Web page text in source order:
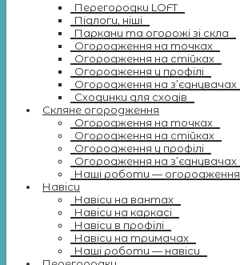
Перегородки LOFT
Підлоги, ніші
Паркани та огорожі зі скла
Огородження на точках
Огородження на стійках
Огородження у профілі
Огородження на з’єднувачах
Сходинки для сходів
Скляне огородження
Огородження на точках
Огородження на стійках
Огородження у профілі
Огородження на з’єднувачах
Наші роботи — огородження
Навіси
Навіси на вантах
Навіси на каркасі
Навіси в профілі
Навіси на тримачах
Наші роботи — навіси